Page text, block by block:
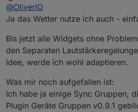
Aber ich glaube es sind nur
aber solange es so warm ist
Bitte schön test und
ich teste zwar auch, aber alle
ich gar nicht abdecken,
Wenn irgend was fehlt oder
Deswegen ist das noch beta.
Offline
@OliverIO
Ja das Wetter nutze ich auch -
Bis jetzt alle Widgets ohne
den Separaten
Idee, werde ich wohl adaptieren.
Was mir noch aufgefallen ist:
Ich habe ja einige Sync Gruppen,
Plugin Geräte Gruppen v0.9.1